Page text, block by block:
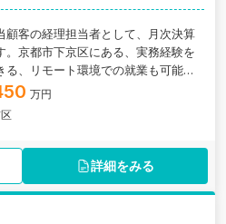
顧客の経理担当者として、月次決算
京都市下京区にある、実務経験を
、リモート環境での就業も可能な
万円
詳細をみる